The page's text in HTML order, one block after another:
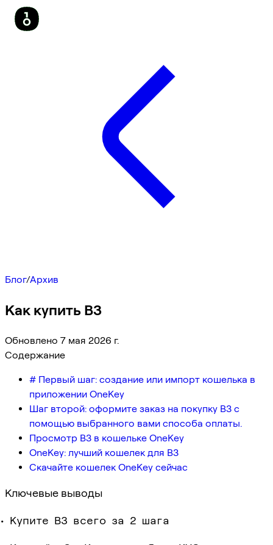
Блог/Архив
Как купить B3
Обновлено 7 мая 2026 г.
Содержание
# Первый шаг: создание или импорт кошелька в
приложении OneKey
Шаг второй: оформите заказ на покупку B3 с
помощью выбранного вами способа оплаты.
Просмотр B3 в кошельке OneKey
OneKey: лучший кошелек для B3
Скачайте кошелек OneKey сейчас
Ключевые выводы
Купите B3 всего за 2 шага